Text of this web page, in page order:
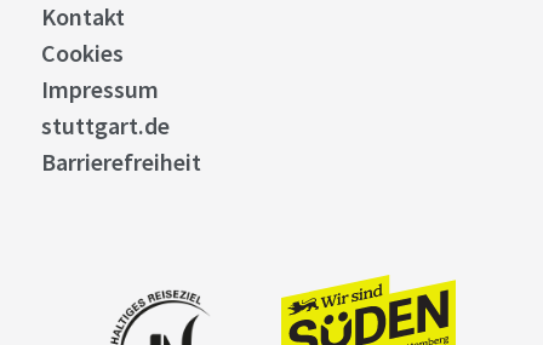
Kontakt
Cookies
Impressum
stuttgart.de
Barrierefreiheit